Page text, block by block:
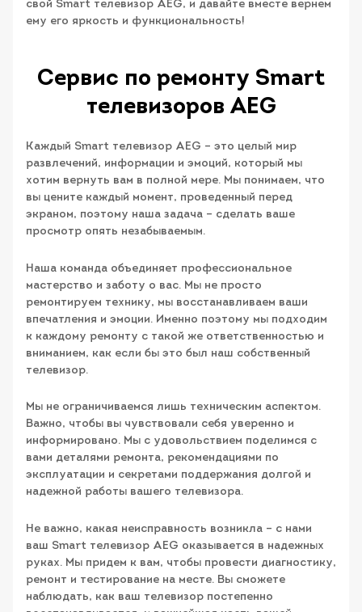
свой Smart телевизор AEG, и давайте вместе вернем
ему его яркость и функциональность!
Сервис по ремонту Smart
телевизоров AEG
Каждый Smart телевизор AEG – это целый мир
развлечений, информации и эмоций, который мы
хотим вернуть вам в полной мере. Мы понимаем, что
вы цените каждый момент, проведенный перед
экраном, поэтому наша задача – сделать ваше
просмотр опять незабываемым.
Наша команда объединяет профессиональное
мастерство и заботу о вас. Мы не просто
ремонтируем технику, мы восстанавливаем ваши
впечатления и эмоции. Именно поэтому мы подходим
к каждому ремонту с такой же ответственностью и
вниманием, как если бы это был наш собственный
телевизор.
Мы не ограничиваемся лишь техническим аспектом.
Важно, чтобы вы чувствовали себя уверенно и
информировано. Мы с удовольствием поделимся с
вами деталями ремонта, рекомендациями по
эксплуатации и секретами поддержания долгой и
надежной работы вашего телевизора.
Не важно, какая неисправность возникла – с нами
ваш Smart телевизор AEG оказывается в надежных
руках. Мы придем к вам, чтобы провести диагностику,
ремонт и тестирование на месте. Вы сможете
наблюдать, как ваш телевизор постепенно